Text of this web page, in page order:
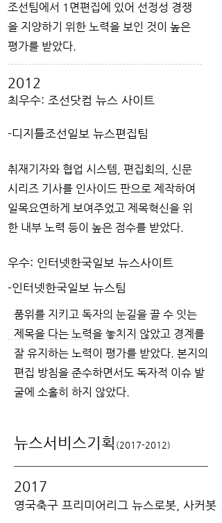
품위를 지키고 독자의 눈길을 끌 수 잇는
제목을 다는 노력을 놓치지 않았고 경계를
잘 유지하는 노력이 평가를 받았다. 본지의
편집 방침을 준수하면서도 독자적 이슈 발
굴에 소홀히 하지 않았다.
조선팀에서 1면편집에 있어 선정성 경쟁
을 지양하기 위한 노력을 보인 것이 높은
평가를 받았다.
2012
최우수: 조선닷컴 뉴스 사이트
-디지틀조선일보 뉴스편집팀
취재기자와 협업 시스템, 편집회의, 신문
시리즈 기사를 인사이드 판으로 제작하여
일목요연하게 보여주었고 제목혁신을 위
한 내부 노력 등이 높은 점수를 받았다.
​뉴스서비스기획 (2017-2012)
2017
영국축구 프리미어리그 뉴스로봇, 사커봇
우수: 인터넷한국일보 뉴스사이트
​-인터넷한국일보 뉴스팀